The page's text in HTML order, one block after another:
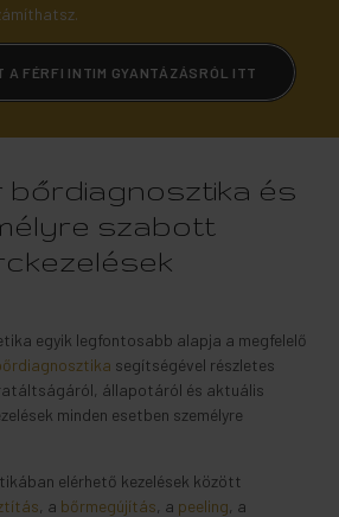
A FÉRFI INTIM GYANTÁZÁSRÓL ITT
és
szabott
egyik legfontosabb alapja a megfelelő
segítségével részletes
állapotáról és aktuális
minden esetben személyre
elérhető kezelések között
, a bőrmegújítás , a peeling , a